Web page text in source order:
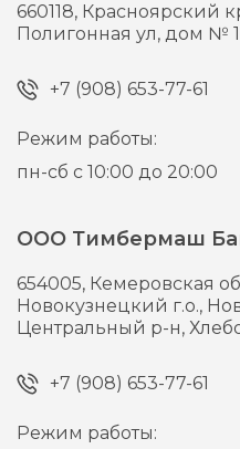
660118, Красноярский
Полигонная ул, дом №
+7 (908) 653-77-61
Режим работы:
пн-сб с 10:00 до 20:00
ООО Тимбермаш
654005, Кемеровская
Новокузнецкий г.о.,
Центральный р-н,
+7 (908) 653-77-61
Режим работы: